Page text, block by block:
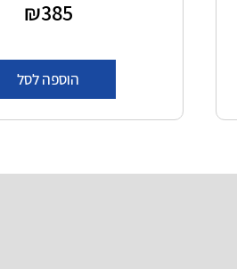
₪385
הוספה לסל